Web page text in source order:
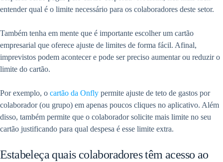
entender qual é o limite necessário para os colaboradores deste setor.
Também tenha em mente que é importante escolher um cartão
empresarial que oferece ajuste de limites de forma fácil. Afinal,
imprevistos podem acontecer e pode ser preciso aumentar ou reduzir o
limite do cartão.
Por exemplo, o cartão da Onfly permite ajuste de teto de gastos por
colaborador (ou grupo) em apenas poucos cliques no aplicativo. Além
disso, também permite que o colaborador solicite mais limite no seu
cartão justificando para qual despesa é esse limite extra.
Estabeleça quais colaboradores têm acesso ao